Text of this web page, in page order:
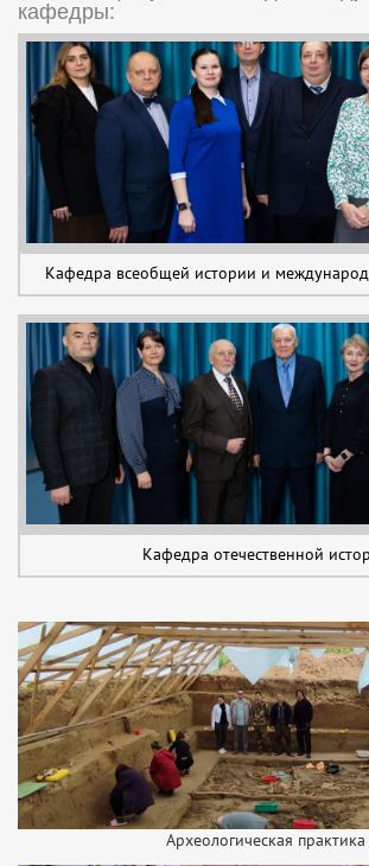
кафедры:
Кафедра всеобщей истории и
Кафедра отечественной
Археологическая практика